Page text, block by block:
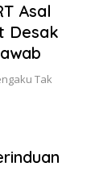
Asal
Desak
Tak